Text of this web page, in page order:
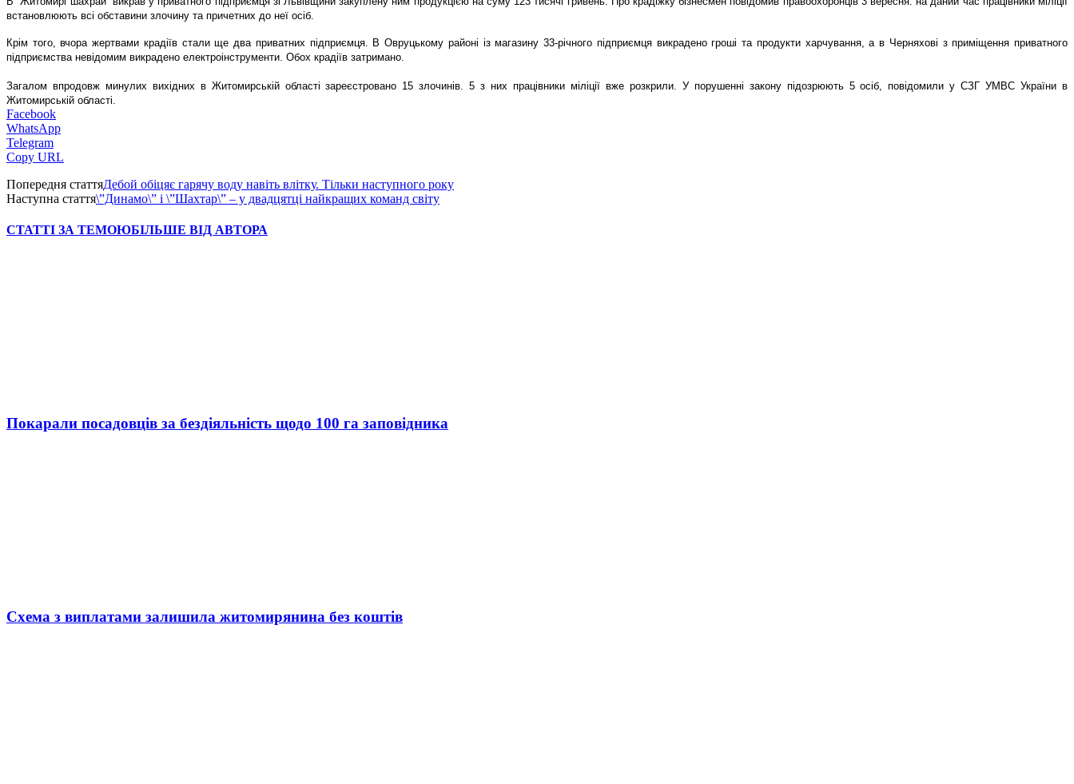
встановлюють всі обставини злочину та причетних до неї осіб.
Крім того, вчора жертвами крадіїв стали ще два приватних підприємця. В Овруцькому районі із магазину 33-річного підприємця викрадено гроші та продукти харчування, а в Черняхові з приміщення приватного
підприємства невідомим викрадено електроінструменти. Обох крадіїв затримано.
Загалом впродовж минулих вихідних в Житомирській області зареєстровано 15 злочинів. 5 з них працівники міліції вже розкрили. У порушенні закону підозрюють 5 осіб, повідомили у СЗГ УМВС України в
Житомирській області.
Facebook
WhatsApp
Telegram
Copy URL
Попередня статтяДебой обіцяє гарячу воду навіть влітку. Тільки наступного року
Наступна стаття\”Динамо\” і \”Шахтар\” – у двадцятці найкращих команд світу
СТАТТІ ЗА ТЕМОЮБІЛЬШЕ ВІД АВТОРА
Покарали посадовців за бездіяльність щодо 100 га заповідника
Схема з виплатами залишила житомирянина без коштів